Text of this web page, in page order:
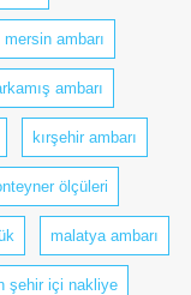
ambarı
ambarı
kırşehir ambarı
ölçüleri
malatya ambarı
şehir içi nakliye